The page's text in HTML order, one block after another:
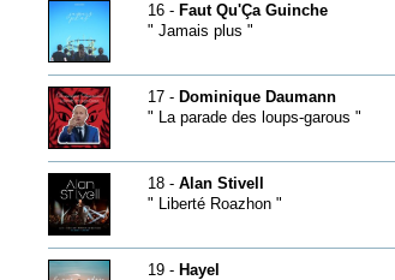
16 - Faut Qu'Ça Guinche
" Jamais plus "
17 - Dominique Daumann
" La parade des loups-garous "
18 - Alan Stivell
" Liberté Roazhon "
19 - Hayel